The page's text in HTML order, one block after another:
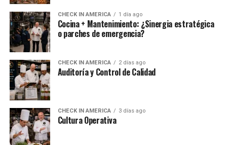
CHECK IN AMERICA 1 día ago
Cocina + Mantenimiento: ¿Sinergia estratégica
o parches de emergencia?
CHECK IN AMERICA 2 días ago
Auditoría y Control de Calidad
CHECK IN AMERICA 3 días ago
Cultura Operativa